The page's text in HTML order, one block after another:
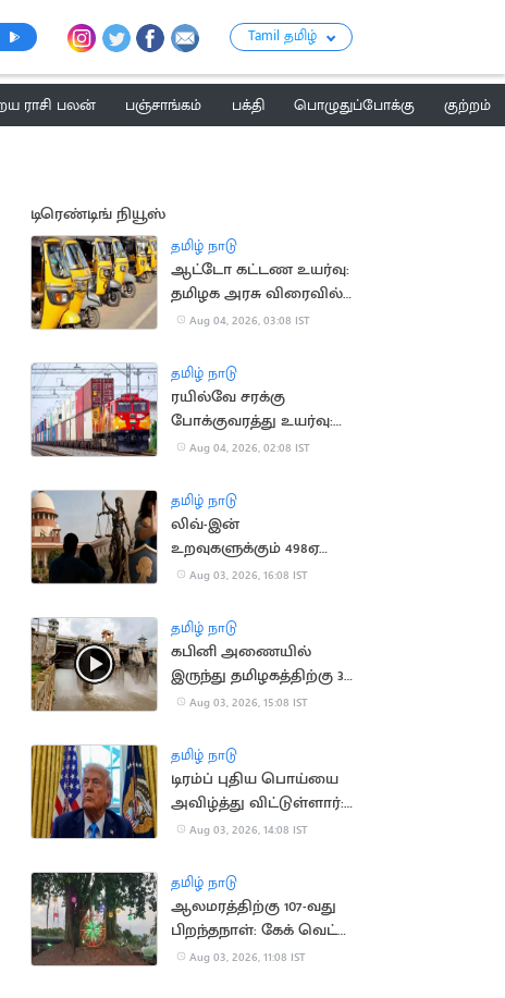
Tamil தமிழ்
ராசி பலன் பஞ்சாங்கம் பக்தி பொழுதுப்போக்கு
குற்றம்
டிரெண்டிங் நியூஸ்
தமிழ் நாடு
ஆட்டோ கட்டண உயர்வு:
தமிழக அரசு விரைவில்
அறிவிப்பு?
Aug 04, 2026, 03:08 IST
தமிழ் நாடு
ரயில்வே சரக்கு
போக்குவரத்து உயர்வு:
ரூ.1,137 கோடி கூடுதல்
Aug 04, 2026, 02:08 IST
தமிழ் நாடு
லிவ்-இன்
உறவுகளுக்கும் 498ஏ
பிரிவு பாதுகாப்பு:
Aug 03, 2026, 16:08 IST
தமிழ் நாடு
கபினி அணையில்
இருந்து தமிழகத்திற்கு 30
ஆயிரம் கன அடி நீர்
Aug 03, 2026, 15:08 IST
தமிழ் நாடு
டிரம்ப் புதிய பொய்யை
அவிழ்த்து விட்டுள்ளார்:
ஈரானிய ஊடகங்கள்
Aug 03, 2026, 14:08 IST
தமிழ் நாடு
ஆலமரத்திற்கு 107-வது
பிறந்தநாள்: கேக் வெட்டி
கொண்டாடிய
Aug 03, 2026, 11:08 IST